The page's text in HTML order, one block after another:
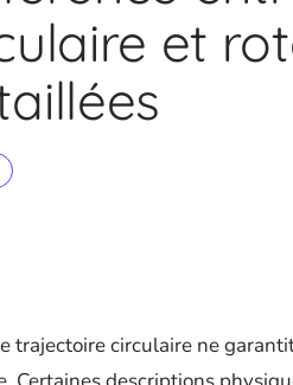
et
trajectoire circulaire ne